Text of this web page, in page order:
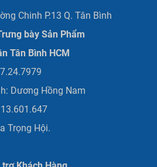
Chinh P.13 Q. Tân Bình
bày Sản Phẩm
Tân Bình HCM
Dương Hồng Nam
Trọng Hội.